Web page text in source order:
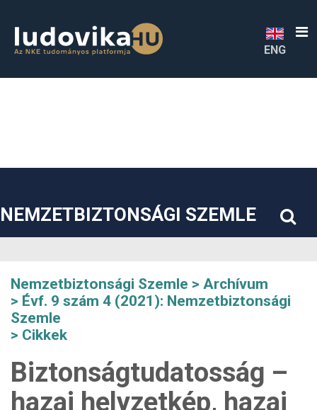
##plugins.themes.bootstrap3.accessible_menu.sidebar##
ENG
NEMZETBIZTONSÁGI SZEMLE
Nemzetbiztonsági Szemle
Archívum
Évf. 9 szám 4 (2021): Nemzetbiztonsági
Szemle
Cikkek
Biztonságtudatosság –
hazai helyzetkép, hazai